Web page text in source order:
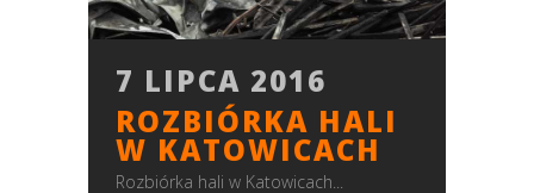
7 LIPCA 2016
ROZBIÓRKA HALI
W KATOWICACH
Rozbiórka hali w Katowicach...